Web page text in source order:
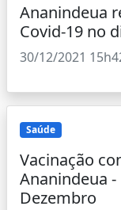
Ananindeua
Covid-19 no
30/12/2021
Saúde
Vacinação
Ananindeua -
Dezembro